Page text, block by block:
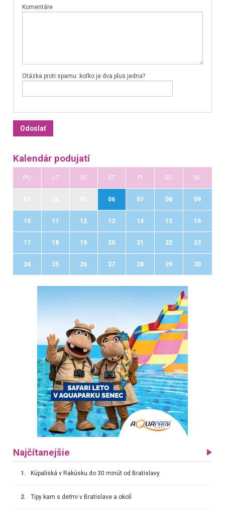
Komentáre
Otázka proti spamu: koľko je dva plus jedna?
Kalendár podujatí
PO UT ST ŠT PI SO NE
06 07 08 09
10 11 12 13 14 15 16
17 18 19 20 21 22 23
24 25 26 27 28 29 30
Najčítanejšie
1. Kúpaliská v Rakúsku do 30 minút od Bratislavy
2. Tipy kam s deťmi v Bratislave a okolí